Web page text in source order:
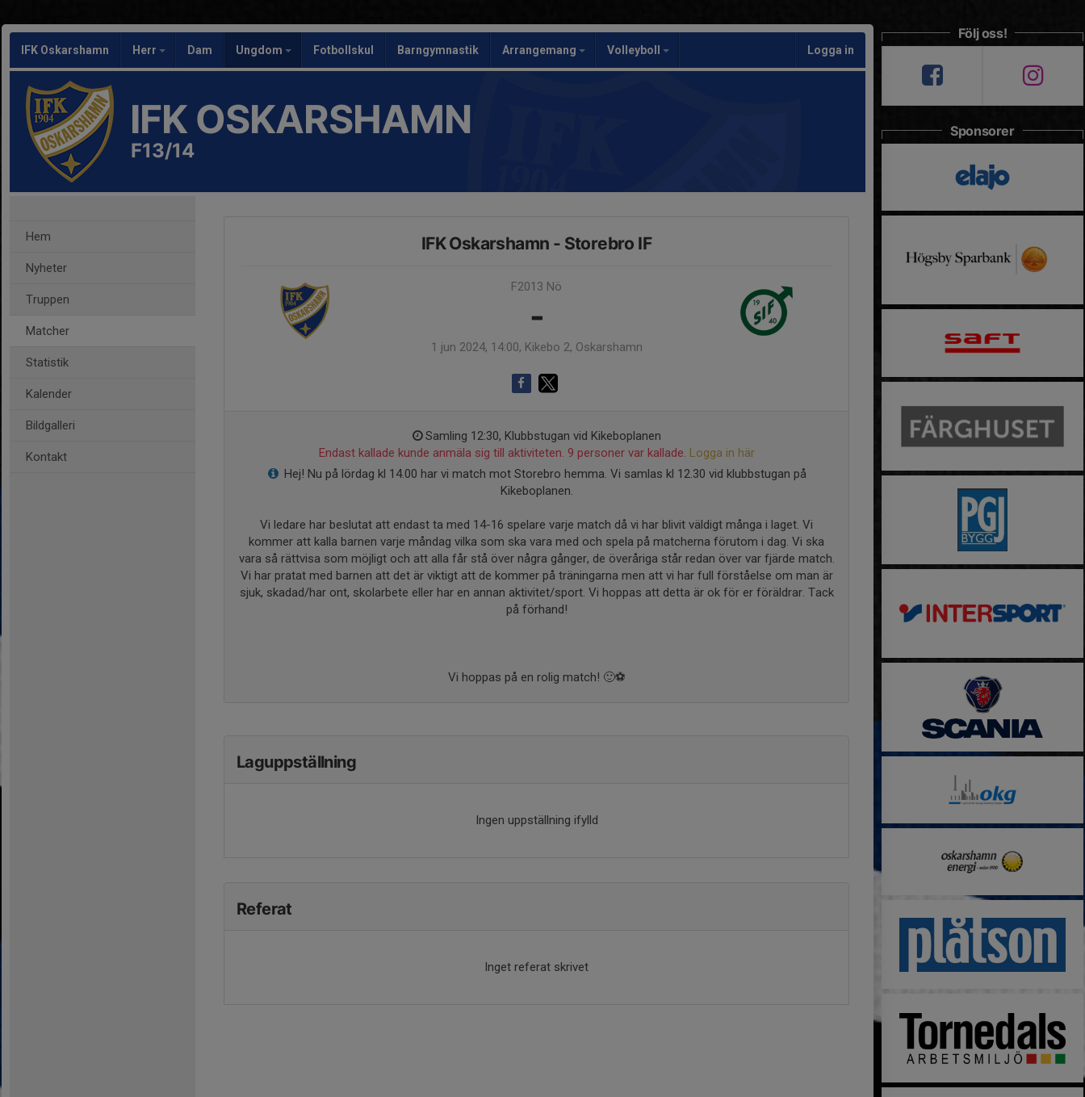
IFK Oskarshamn Herr Dam Ungdom Fotbollskul Barngymnastik Arrangemang Volleyboll Logga in
IFK OSKARSHAMN
F13/14
Hem
Nyheter
Truppen
Matcher
Statistik
Kalender
Bildgalleri
Kontakt
IFK Oskarshamn - Storebro IF
F2013 Nö
-
1 jun 2024, 14:00, Kikebo 2, Oskarshamn
Samling 12:30, Klubbstugan vid Kikeboplanen
Endast kallade kunde anmäla sig till aktiviteten. 9 personer var kallade. Logga in här
Hej! Nu på lördag kl 14.00 har vi match mot Storebro hemma. Vi samlas kl 12.30 vid klubbstugan på
Kikeboplanen.
Vi ledare har beslutat att endast ta med 14-16 spelare varje match då vi har blivit väldigt många i laget. Vi
kommer att kalla barnen varje måndag vilka som ska vara med och spela på matcherna förutom i dag. Vi ska
vara så rättvisa som möjligt och att alla får stå över några gånger, de överåriga står redan över var fjärde match.
Vi har pratat med barnen att det är viktigt att de kommer på träningarna men att vi har full förståelse om man är
sjuk, skadad/har ont, skolarbete eller har en annan aktivitet/sport. Vi hoppas att detta är ok för er föräldrar. Tack
på förhand!
Vi hoppas på en rolig match! 🙂⚽
Laguppställning
Ingen uppställning ifylld
Referat
Inget referat skrivet
Följ oss!
Sponsorer